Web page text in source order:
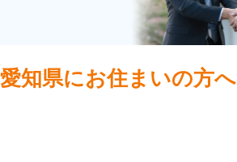
愛知県にお住まいの方へ